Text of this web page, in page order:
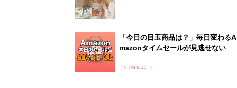
「今日の目玉商品は？」毎日変わるA
mazonタイムセールが見逃せない
PR（Amazon）